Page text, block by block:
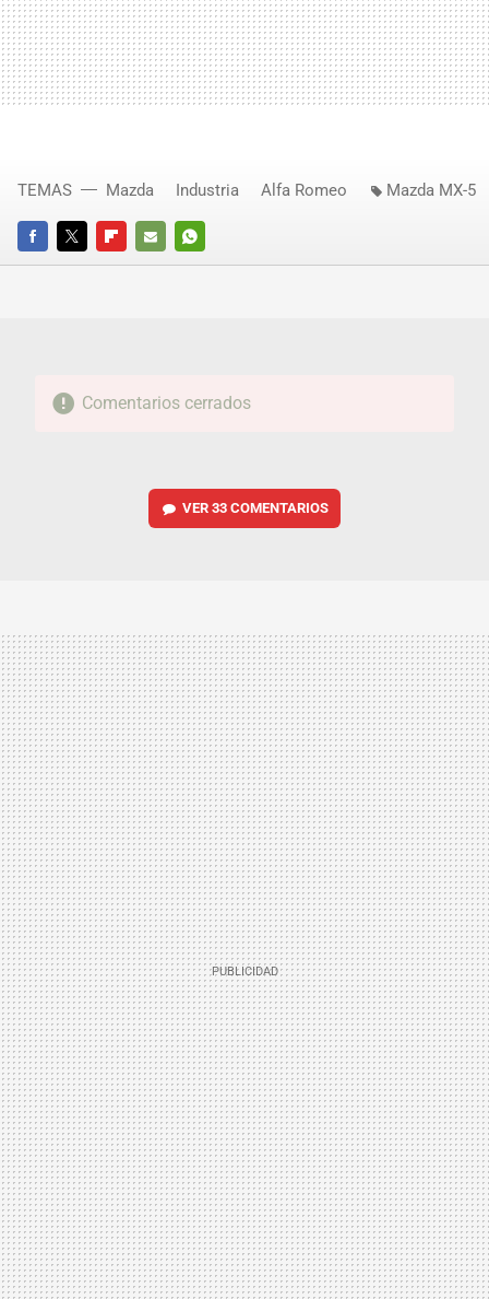
FACEBOOKTWITTERFLIPBOARD
E-
WHATSAPP
TEMAS Mazda Industria Alfa Romeo Mazda MX-5
Comentarios cerrados
VER 33 COMENTARIOS